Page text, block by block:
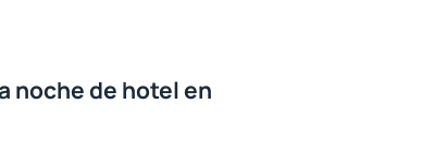
noche de hotel en